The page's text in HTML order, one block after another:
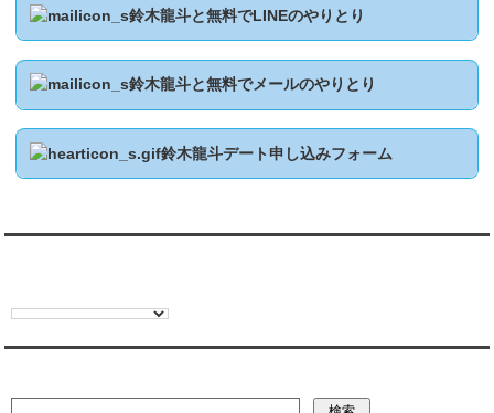
鈴木龍斗と無料でLINEのやりとり
鈴木龍斗と無料でメールのやりとり
鈴木龍斗デート申し込みフォーム